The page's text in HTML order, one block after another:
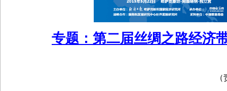
专题：第二届丝绸之路经济